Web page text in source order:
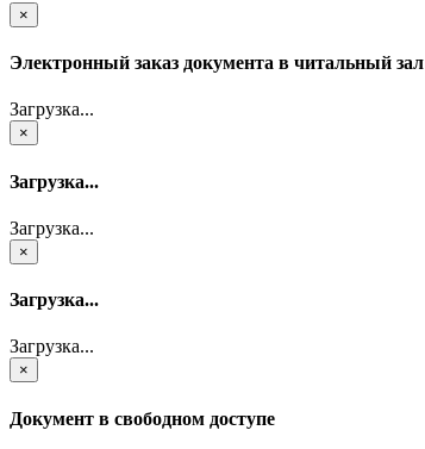
×
Электронный заказ документа в читальный зал
Загрузка...
×
Загрузка...
Загрузка...
×
Загрузка...
Загрузка...
×
Документ в свободном доступе